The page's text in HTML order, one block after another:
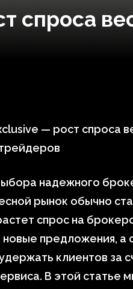
спроса
— рост спроса
надежного
рынок обычно
спрос на
новые предложения, а
клиентов за
В этой статье